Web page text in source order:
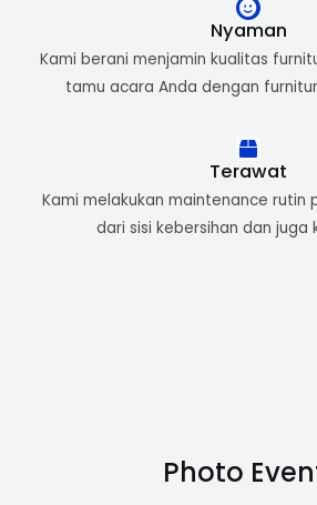
Nyaman
Kami berani menjamin kualitas
tamu acara Anda dengan
Terawat
Kami melakukan maintenance rutin
dari sisi kebersihan dan juga
Photo